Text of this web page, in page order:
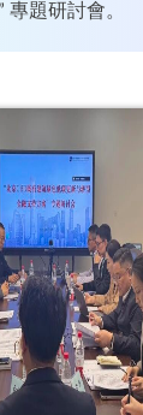
專題研討會。